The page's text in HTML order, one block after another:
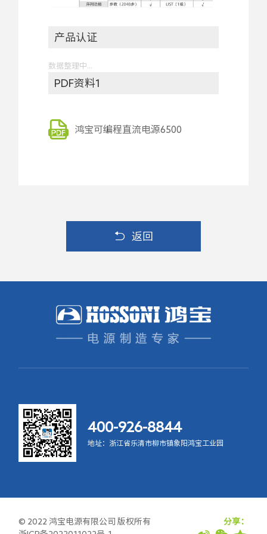
产品认证
数据整理中...
PDF资料1
鸿宝可编程直流电源6500
返回
400-926-8844
地址：浙江省乐清市柳市镇象阳鸿宝工业园
© 2022 鸿宝电源有限公司 版权所有
分享：